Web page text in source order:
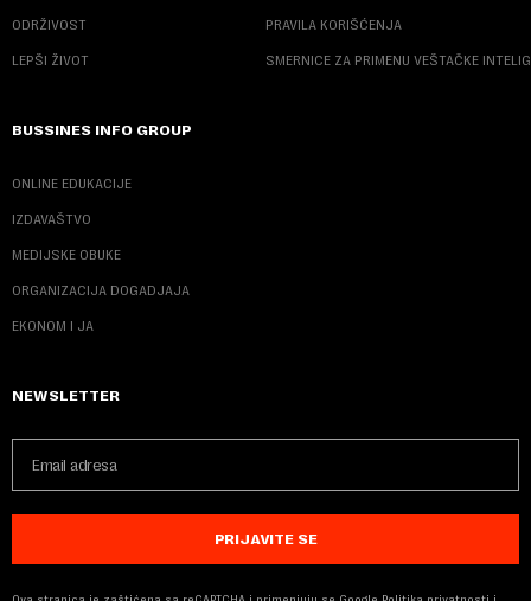
ODRŽIVOST
LEPŠI ŽIVOT
PRAVILA KORIŠĆENJA
SMERNICE ZA PRIMENU VEŠTAČKE
BUSSINES INFO GROUP
ONLINE EDUKACIJE
IZDAVAŠTVO
MEDIJSKE OBUKE
ORGANIZACIJA DOGADJAJA
EKONOM I JA
NEWSLETTER
PRIJAVITE SE